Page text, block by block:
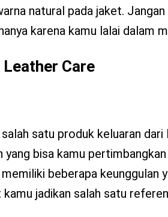
natural pada jaket.
karena kamu lalai dalam
Care
satu produk keluaran
yang bisa kamu
beberapa keunggulan
jadikan salah satu